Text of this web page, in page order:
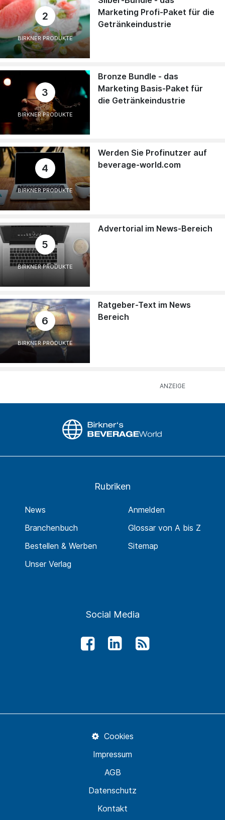
2
BIRKNER PRODUKTE
Marketing Profi-Paket für die
Getränkeindustrie
3
BIRKNER PRODUKTE
Bronze Bundle - das
Marketing Basis-Paket für
die Getränkeindustrie
4
BIRKNER PRODUKTE
Werden Sie Profinutzer auf
beverage-world.com
5
BIRKNER PRODUKTE
Advertorial im News-Bereich
6
BIRKNER PRODUKTE
Ratgeber-Text im News
Bereich
Rubriken
News
Branchenbuch
Bestellen & Werben
Unser Verlag
Anmelden
Glossar von A bis Z
Sitemap
Social Media
Kontakt
Datenschutz
AGB
Impressum
Cookies